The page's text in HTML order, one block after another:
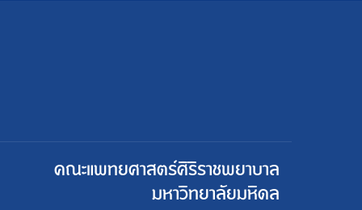
คณะแพทยศาสตร์ศิริราชพยาบาล
มหาวิทยาลัยมหิดล